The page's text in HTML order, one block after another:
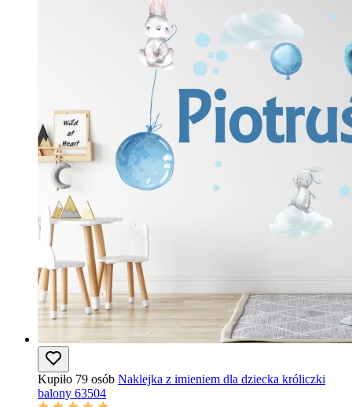
Kupiło 79 osób Naklejka z imieniem dla dziecka króliczki
balony 63504